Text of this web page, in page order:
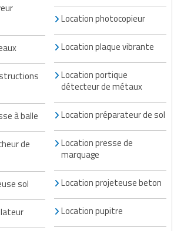
à balle
de
sol
Location photocopieur
Location plaque vibrante
Location portique
détecteur de métaux
Location préparateur de sol
Location presse de
marquage
Location projeteuse beton
Location pupitre